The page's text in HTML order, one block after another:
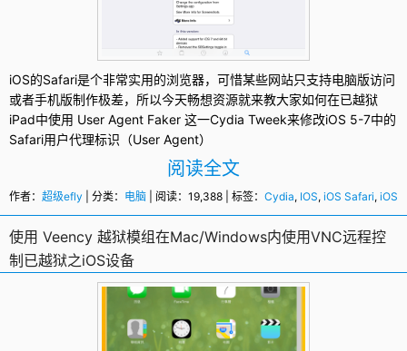
iOS的Safari是个非常实用的浏览器，可惜某些网站只支持电脑版访问
或者手机版制作极差，所以今天畅想资源就来教大家如何在已越狱
iPad中使用 User Agent Faker 这一Cydia Tweek来修改iOS 5-7中的
Safari用户代理标识（User Agent）
阅读全文
作者： 超级efly | 分类： 电脑 | 阅读：19,388 | 标签： Cydia, IOS, iOS Safari, iOS
使用 Veency 越狱模组在Mac/Windows内使用VNC远程控
制已越狱之iOS设备